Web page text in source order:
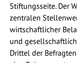
Stiftungsseite. Der
zentralen
wirtschaftlicher
und
Drittel der